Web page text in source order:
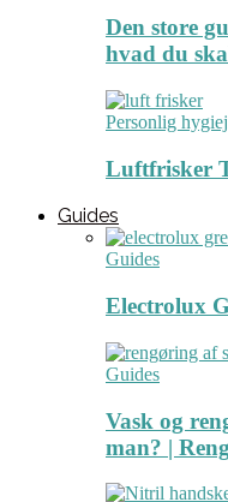
Den store
hvad du
Personlig
Luftfrisker
Guides
Guides
Electrolux
Guides
Vask og
man? |